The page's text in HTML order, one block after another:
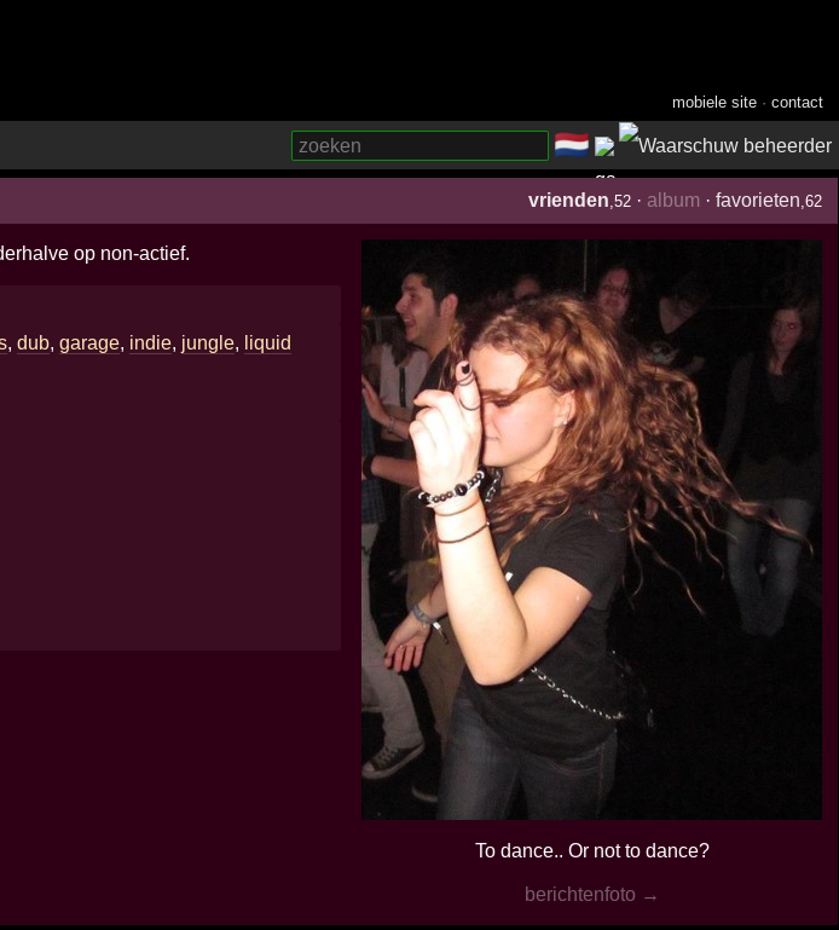
mobiele site ·contact
🇳🇱
vrienden ,52 · album ·favorieten ,62
To dance.. Or not to dance?
berichtenfoto →
op non-actief.
,dub,garage, indie, jungle, liquid